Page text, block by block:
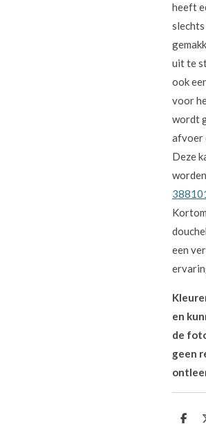
heeft
uit te
ook
voor
wordt
afvoer
Deze
een
en
de
geen
D